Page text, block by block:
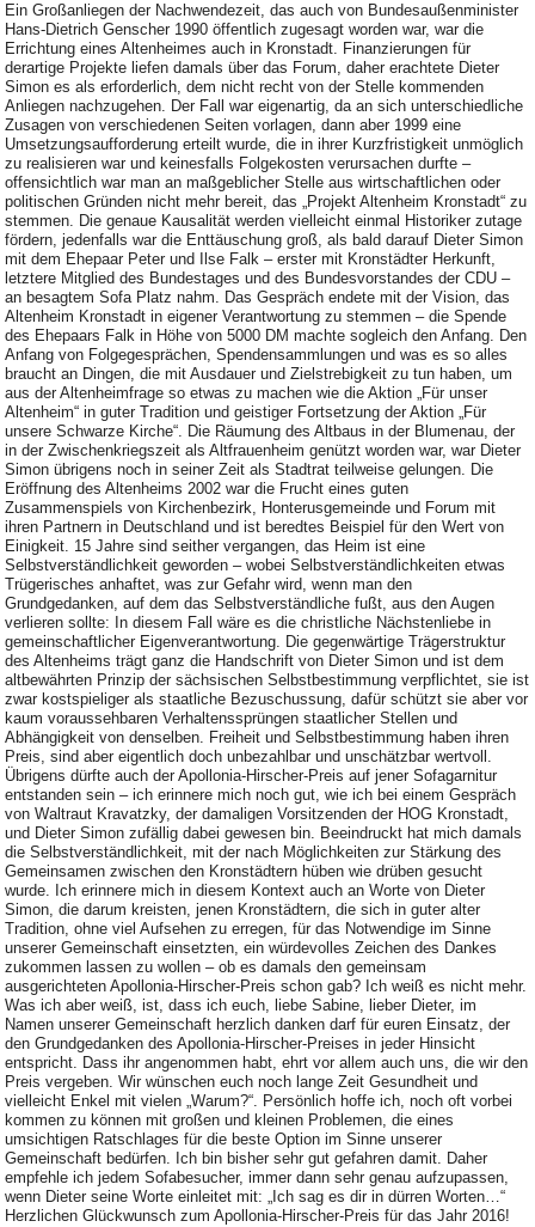
Ein Großanliegen der Nachwendezeit, das auch von Bundesaußenminister
Hans-Dietrich Genscher 1990 öffentlich zugesagt worden war, war die
Errichtung eines Altenheimes auch in Kronstadt. Finanzierungen für
derartige Projekte liefen damals über das Forum, daher erachtete Dieter
Simon es als erforderlich, dem nicht recht von der Stelle kommenden
Anliegen nachzugehen. Der Fall war eigenartig, da an sich unterschiedliche
Zusagen von verschiedenen Seiten vorlagen, dann aber 1999 eine
Umsetzungsaufforderung erteilt wurde, die in ihrer Kurzfristigkeit unmöglich
zu realisieren war und keinesfalls Folgekosten verursachen durfte –
offensichtlich war man an maßgeblicher Stelle aus wirtschaftlichen oder
politischen Gründen nicht mehr bereit, das „Projekt Altenheim Kronstadt“ zu
stemmen. Die genaue Kausalität werden vielleicht einmal Historiker zutage
fördern, jedenfalls war die Enttäuschung groß, als bald darauf Dieter Simon
mit dem Ehepaar Peter und Ilse Falk – erster mit Kronstädter Herkunft,
letztere Mitglied des Bundestages und des Bundesvorstandes der CDU –
an besagtem Sofa Platz nahm. Das Gespräch endete mit der Vision, das
Altenheim Kronstadt in eigener Verantwortung zu stemmen – die Spende
des Ehepaars Falk in Höhe von 5000 DM machte sogleich den Anfang. Den
Anfang von Folgegesprächen, Spendensammlungen und was es so alles
braucht an Dingen, die mit Ausdauer und Zielstrebigkeit zu tun haben, um
aus der Altenheimfrage so etwas zu machen wie die Aktion „Für unser
Altenheim“ in guter Tradition und geistiger Fortsetzung der Aktion „Für
unsere Schwarze Kirche“. Die Räumung des Altbaus in der Blumenau, der
in der Zwischenkriegszeit als Altfrauenheim genützt worden war, war Dieter
Simon übrigens noch in seiner Zeit als Stadtrat teilweise gelungen. Die
Eröffnung des Altenheims 2002 war die Frucht eines guten
Zusammenspiels von Kirchenbezirk, Honterusgemeinde und Forum mit
ihren Partnern in Deutschland und ist beredtes Beispiel für den Wert von
Einigkeit. 15 Jahre sind seither vergangen, das Heim ist eine
Selbstverständlichkeit geworden – wobei Selbstverständlichkeiten etwas
Trügerisches anhaftet, was zur Gefahr wird, wenn man den
Grundgedanken, auf dem das Selbstverständliche fußt, aus den Augen
verlieren sollte: In diesem Fall wäre es die christliche Nächstenliebe in
gemeinschaftlicher Eigenverantwortung. Die gegenwärtige Trägerstruktur
des Altenheims trägt ganz die Handschrift von Dieter Simon und ist dem
altbewährten Prinzip der sächsischen Selbstbestimmung verpflichtet, sie ist
zwar kostspieliger als staatliche Bezuschussung, dafür schützt sie aber vor
kaum voraussehbaren Verhaltenssprüngen staatlicher Stellen und
Abhängigkeit von denselben. Freiheit und Selbstbestimmung haben ihren
Preis, sind aber eigentlich doch unbezahlbar und unschätzbar wertvoll.
Übrigens dürfte auch der Apollonia-Hirscher-Preis auf jener Sofagarnitur
entstanden sein – ich erinnere mich noch gut, wie ich bei einem Gespräch
von Waltraut Kravatzky, der damaligen Vorsitzenden der HOG Kronstadt,
und Dieter Simon zufällig dabei gewesen bin. Beeindruckt hat mich damals
die Selbstverständlichkeit, mit der nach Möglichkeiten zur Stärkung des
Gemeinsamen zwischen den Kronstädtern hüben wie drüben gesucht
wurde. Ich erinnere mich in diesem Kontext auch an Worte von Dieter
Simon, die darum kreisten, jenen Kronstädtern, die sich in guter alter
Tradition, ohne viel Aufsehen zu erregen, für das Notwendige im Sinne
unserer Gemeinschaft einsetzten, ein würdevolles Zeichen des Dankes
zukommen lassen zu wollen – ob es damals den gemeinsam
ausgerichteten Apollonia-Hirscher-Preis schon gab? Ich weiß es nicht mehr.
Was ich aber weiß, ist, dass ich euch, liebe Sabine, lieber Dieter, im
Namen unserer Gemeinschaft herzlich danken darf für euren Einsatz, der
den Grundgedanken des Apollonia-Hirscher-Preises in jeder Hinsicht
entspricht. Dass ihr angenommen habt, ehrt vor allem auch uns, die wir den
Preis vergeben. Wir wünschen euch noch lange Zeit Gesundheit und
vielleicht Enkel mit vielen „Warum?“. Persönlich hoffe ich, noch oft vorbei
kommen zu können mit großen und kleinen Problemen, die eines
umsichtigen Ratschlages für die beste Option im Sinne unserer
Gemeinschaft bedürfen. Ich bin bisher sehr gut gefahren damit. Daher
empfehle ich jedem Sofabesucher, immer dann sehr genau aufzupassen,
wenn Dieter seine Worte einleitet mit: „Ich sag es dir in dürren Worten…“
Herzlichen Glückwunsch zum Apollonia-Hirscher-Preis für das Jahr 2016!